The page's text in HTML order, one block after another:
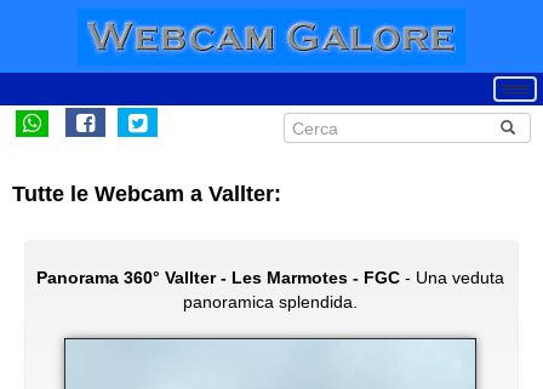
Tutte le Webcam a Vallter:
Panorama 360° Vallter - Les Marmotes - FGC- Una veduta
panoramica splendida.